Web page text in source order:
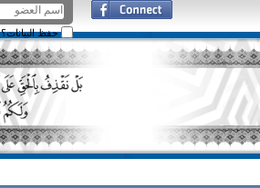
حفظ البيانات؟